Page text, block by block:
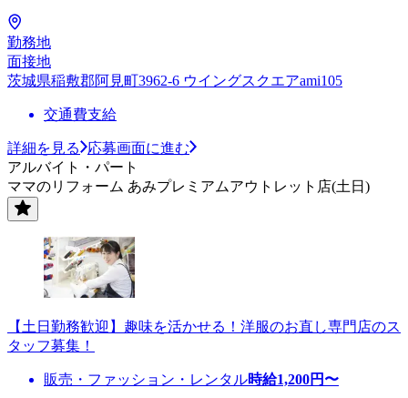
勤務地
面接地
茨城県稲敷郡阿見町3962-6 ウイングスクエアami105
交通費支給
詳細を見る
応募画面に進む
アルバイト・パート
ママのリフォーム あみプレミアムアウトレット店(土日)
【土日勤務歓迎】趣味を活かせる！洋服のお直し専門店のス
タッフ募集！
販売・ファッション・レンタル時給1,200円〜